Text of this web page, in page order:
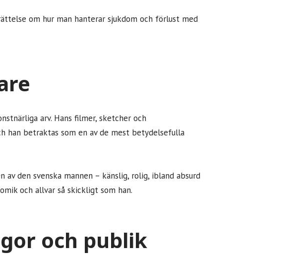
om hur man hanterar sjukdom och förlust med
arv. Hans filmer, sketcher och
han betraktas som en av de mest betydelsefulla
den svenska mannen – känslig, rolig, ibland absurd
och allvar så skickligt som han.
och publik